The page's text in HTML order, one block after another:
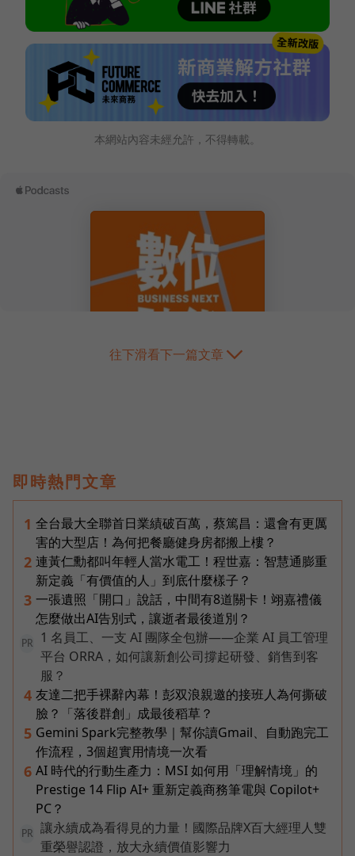
本網站內容未經允許，不得轉載。
往下滑看下一篇文章
即時熱門文章
1 全台最大全聯首日業績破百萬，蔡篤昌：還會有更厲
害的大型店！為何把餐廳健身房都搬上樓？
2 連黃仁勳都叫年輕人當水電工！程世嘉：智慧通膨重
新定義「有價值的人」到底什麼樣子？
3 一張遺照「開口」說話，中間有8道關卡！翊嘉禮儀
怎麼做出AI告別式，讓逝者最後道別？
PR
1 名員工、一支 AI 團隊全包辦——企業 AI 員工管理
平台 ORRA，如何讓新創公司撐起研發、銷售到客
服？
4 友達二把手裸辭內幕！彭双浪親邀的接班人為何撕破
臉？「落後群創」成最後稻草？
5 Gemini Spark完整教學｜幫你讀Gmail、自動跑完工
作流程，3個超實用情境一次看
6 AI 時代的行動生產力：MSI 如何用「理解情境」的
Prestige 14 Flip AI+ 重新定義商務筆電與 Copilot+
PC？
PR
讓永續成為看得見的力量！國際品牌X百大經理人雙
重榮譽認證，放大永續價值影響力